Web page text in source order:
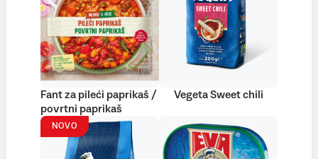
Fant za pileći paprikaš /
povrtni paprikaš
Vegeta Sweet chili
NOVO